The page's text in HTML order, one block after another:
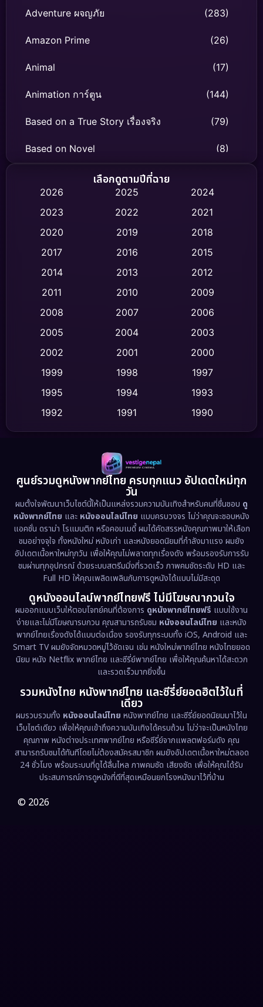
Adventure ผจญภัย (283)
Amazon Prime (26)
Animal (17)
Animation การ์ตูน (144)
Based on a True Story เรื่องจริง (79)
Based on Novel (8)
Biography ชีวิตจริง
Classic หนังคลาสสิก (47)
Comedy ตลก (454)
Crime อาชญากรรม (532)
Cult Film
Dance เต้น (10)
Detective สืบสวน (62)
Disaster (13)
Disney+ (5)
Documentary สารคดี (94)
Drama ดราม่า (1,513)
Dystopian (17)
Emotional (61)
Epic มหากาพย์ (227)
Erotic (36)
Family ครอบครัว (375)
Fantasy จินตนาการ (338)
Fiction (9)
Film (57)
Gothic
เลือกดูตามปีที่ฉาย
2026 2025
2024
2023
2022
2021
2020
2019
2018
2017
2016
2015
2014
2013
2012
2011
2010
2009
2008
2007
2006
2005
2004
2003
2002
2001
2000
1999
1998
1997
1995
1994
1993
1992
1991
1990
1989
1988
1986
1983
1978
1974
1962
ศูนย์รวมดูหนังพากย์ไทย ครบทุกแนว อัปเดตใหม่ทุก
วัน
ผมตั้งใจพัฒนาเว็บไซต์นี้ให้เป็นแหล่งรวมความบันเทิงสำหรับคนที่ชื่นชอบ ดู
หนังพากย์ไทย และ หนังออนไลน์ไทย แบบครบวงจร ไม่ว่าคุณจะชอบหนัง
แอคชั่น ดราม่า โรแมนติก หรือคอมเมดี้ ผมได้คัดสรรหนังคุณภาพมาให้เลือก
ชมอย่างจุใจ ทั้งหนังใหม่ หนังเก่า และหนังยอดนิยมที่กำลังมาแรง ผมยัง
อัปเดตเนื้อหาใหม่ทุกวัน เพื่อให้คุณไม่พลาดทุกเรื่องดัง พร้อมรองรับการรับ
ชมผ่านทุกอุปกรณ์ ด้วยระบบสตรีมมิ่งที่รวดเร็ว ภาพคมชัดระดับ HD และ
Full HD ให้คุณเพลิดเพลินกับการดูหนังได้แบบไม่มีสะดุด
ดูหนังออนไลน์พากย์ไทยฟรี ไม่มีโฆษณากวนใจ
ผมออกแบบเว็บให้ตอบโจทย์คนที่ต้องการ ดูหนังพากย์ไทยฟรี แบบใช้งาน
ง่ายและไม่มีโฆษณารบกวน คุณสามารถรับชม หนังออนไลน์ไทย และหนัง
พากย์ไทยเรื่องดังได้แบบต่อเนื่อง รองรับทุกระบบทั้ง iOS, Android และ
Smart TV ผมยังจัดหมวดหมู่ไว้ชัดเจน เช่น หนังใหม่พากย์ไทย หนังไทยยอด
นิยม หนัง Netflix พากย์ไทย และซีรี่ย์พากย์ไทย เพื่อให้คุณค้นหาได้สะดวก
และรวดเร็วมากยิ่งขึ้น
รวมหนังไทย หนังพากย์ไทย และซีรี่ย์ยอดฮิตไว้ในที่
เดียว
ผมรวบรวมทั้ง หนังออนไลน์ไทย หนังพากย์ไทย และซีรี่ย์ยอดนิยมมาไว้ใน
เว็บไซต์เดียว เพื่อให้คุณเข้าถึงความบันเทิงได้ครบถ้วน ไม่ว่าจะเป็นหนังไทย
คุณภาพ หนังต่างประเทศพากย์ไทย หรือซีรี่ย์จากแพลตฟอร์มดัง คุณ
สามารถรับชมได้ทันทีโดยไม่ต้องสมัครสมาชิก ผมยังอัปเดตเนื้อหาใหม่ตลอด
24 ชั่วโมง พร้อมระบบที่ดูได้ลื่นไหล ภาพคมชัด เสียงชัด เพื่อให้คุณได้รับ
ประสบการณ์การดูหนังที่ดีที่สุดเหมือนยกโรงหนังมาไว้ที่บ้าน
© 2026